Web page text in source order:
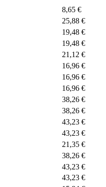
8,65 €
25,88 €
19,48 €
19,48 €
21,12 €
16,96 €
16,96 €
16,96 €
38,26 €
38,26 €
43,23 €
43,23 €
21,35 €
38,26 €
43,23 €
43,23 €